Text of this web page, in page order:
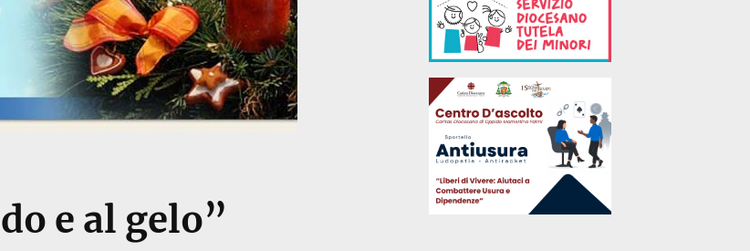
e al gelo”